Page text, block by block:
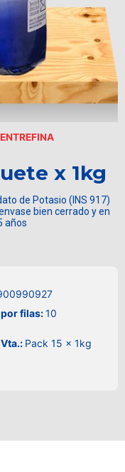
x 1kg
de Potasio (INS 917)
bien cerrado y en
años
filas:10
Pack 15 x 1kg